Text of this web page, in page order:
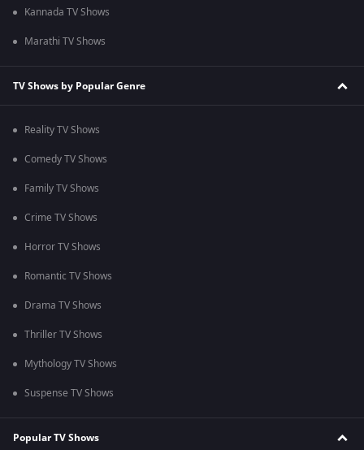
Kannada TV Shows
Marathi TV Shows
TV Shows by Popular Genre
Reality TV Shows
Comedy TV Shows
Family TV Shows
Crime TV Shows
Horror TV Shows
Romantic TV Shows
Drama TV Shows
Thriller TV Shows
Mythology TV Shows
Suspense TV Shows
Popular TV Shows